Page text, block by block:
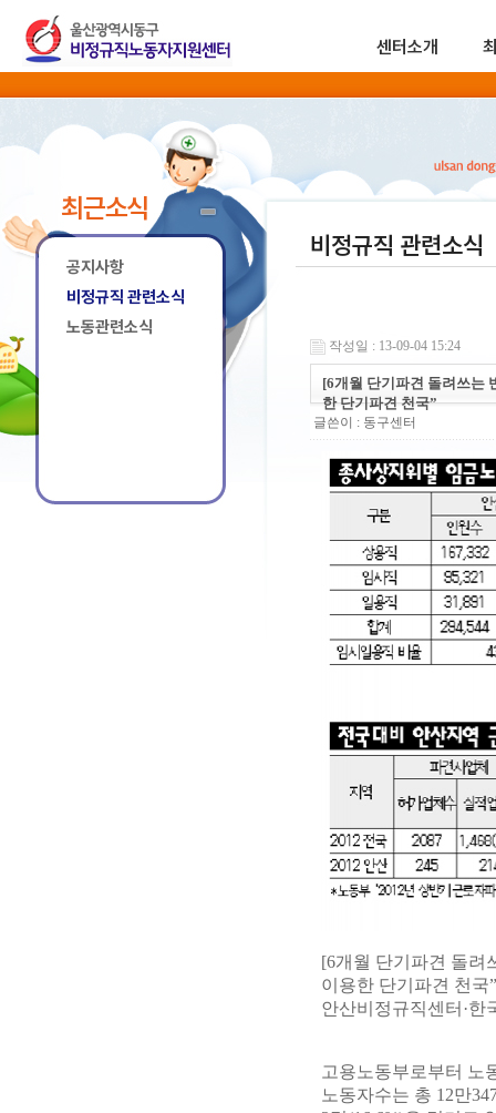
센터소개
최근소식
공지사항
비정규직 관련소식
노동관련소식
비정규직 관련소식
작성일 : 13-09-04 15:24
[6개월 단기파견 돌려쓰는
한 단기파견 천국”
글쓴이 : 동구센터
[6개월 단기파견 돌려
이용한 단기파견 천국”
안산비정규직센터·한
고용노동부로부터 노
노동자수는 총 12만